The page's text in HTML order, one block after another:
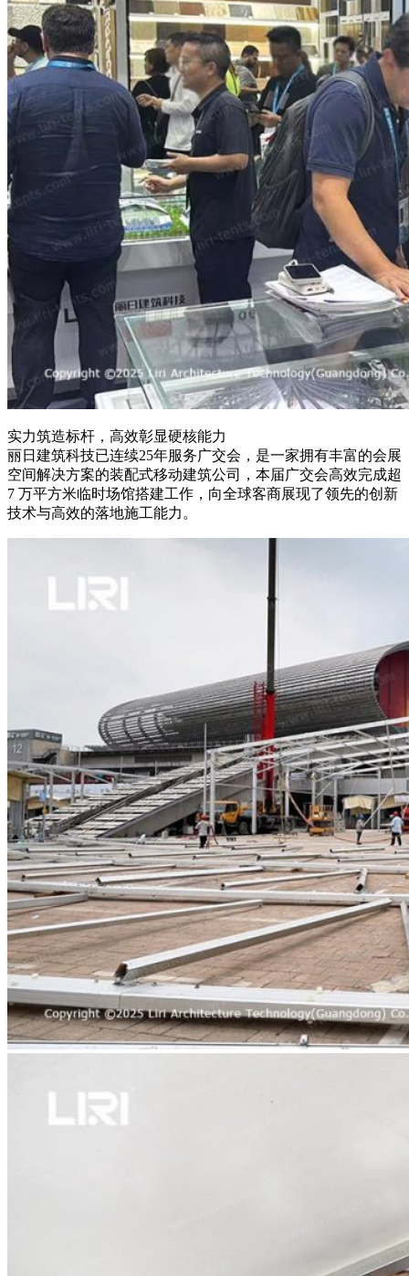
实力筑造标杆，高效彰显硬核能力
丽日建筑科技已连续25年服务广交会，是一家拥有丰富的会展
空间解决方案的装配式移动建筑公司，本届广交会高效完成超
7 万平方米临时场馆搭建工作，向全球客商展现了领先的创新
技术与高效的落地施工能力。